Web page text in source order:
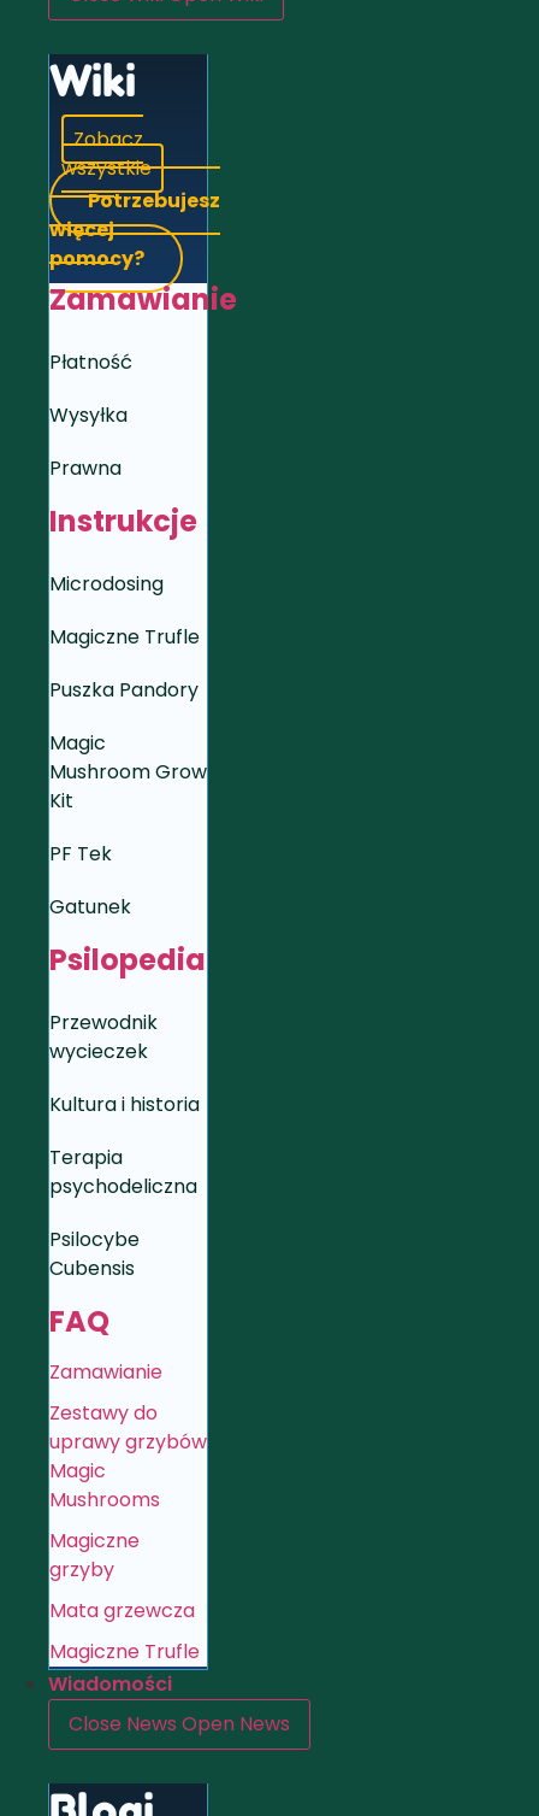
Wiki
Zobacz
wszystkie
Potrzebujesz
więcej
pomocy?
Zamawianie
Płatność
Wysyłka
Prawna
Instrukcje
Microdosing
Magiczne Trufle
Puszka Pandory
Magic
Mushroom Grow
Kit
PF Tek
Gatunek
Psilopedia
Przewodnik
wycieczek
Kultura i historia
Terapia
psychodeliczna
Psilocybe
Cubensis
FAQ
Zamawianie
Zestawy do
uprawy grzybów
Magic
Mushrooms
Magiczne
grzyby
Mata grzewcza
Magiczne Trufle
Wiadomości
Close News Open News